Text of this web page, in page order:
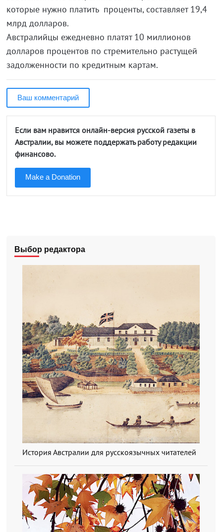
которые нужно платить проценты, составляет 19,4
млрд долларов.
Австралийцы ежедневно платят 10 миллионов
долларов процентов по стремительно растущей
задолженности по кредитным картам.
Ваш комментарий
Если вам нравится онлайн-версия русской газеты в
Австралии, вы можете поддержать работу редакции
финансово.
Make a Donation
Выбор редактора
История Австралии для русскоязычных читателей